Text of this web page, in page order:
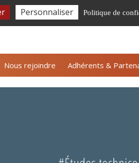
Nous rejoindre Adhérents &
Nous contacter
Personnaliser Politique de